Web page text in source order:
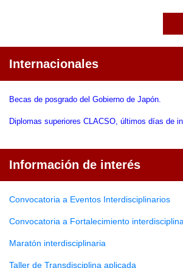
Internacionales
Becas de posgrado del Gobierno de Japón.
Diplomas superiores CLACSO, últimos días de
Información de interés
Convocatoria a Eventos Interdisciplinarios
Convocatoria a Fortalecimiento
Maratón interdisciplinaria
Taller de Transdisciplina aplicada